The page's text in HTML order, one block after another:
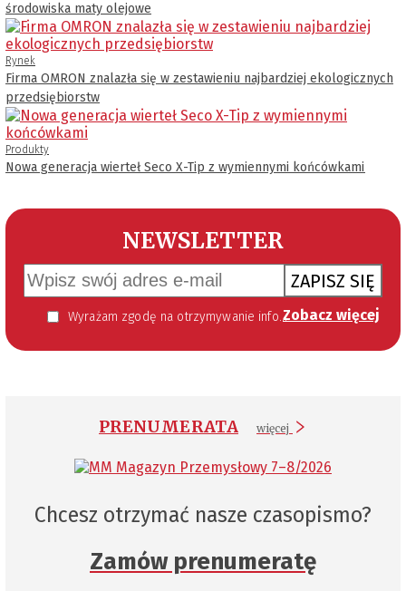
środowiska maty olejowe
Rynek
Firma OMRON znalazła się w zestawieniu najbardziej ekologicznych
przedsiębiorstw
Produkty
Nowa generacja wierteł Seco X-Tip z wymiennymi końcówkami
NEWSLETTER
ZAPISZ SIĘ
Wyrażam zgodę na otrzymywanie informacji handlowej kierowanej do mnie za pomocą środków komunikacji elektronicznej w szczególności poczty elektronicznej zgodnie z przepisem art. 10 ust 2 ustawy z dnia 18 lipca 2002 roku o świadczeniu usług drogą elektroniczną (Dz. U. 144 z 2002 r. poz. 1204). Zgoda jest dobrowolna, jednak jej wyrażenie jest konieczne, aby otrzymywać newsletter. Zobacz więcej
PRENUMERATA więcej
Chcesz otrzymać nasze czasopismo?
Zamów prenumeratę